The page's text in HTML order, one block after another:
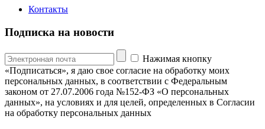
Контакты
Подписка на новости
Нажимая кнопку
«Подписаться», я даю свое согласие на обработку моих
персональных данных, в соответствии с Федеральным
законом от 27.07.2006 года №152-ФЗ «О персональных
данных», на условиях и для целей, определенных в Согласии
на обработку персональных данных